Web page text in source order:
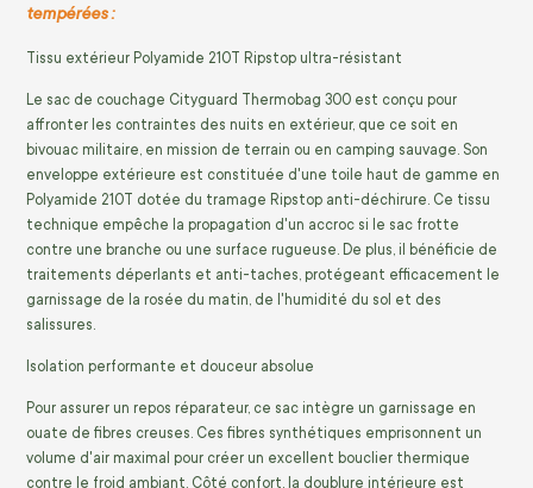
tempérées :
Tissu extérieur Polyamide 210T Ripstop ultra-résistant
Le sac de couchage Cityguard Thermobag 300 est conçu pour
affronter les contraintes des nuits en extérieur, que ce soit en
bivouac militaire, en mission de terrain ou en camping sauvage. Son
enveloppe extérieure est constituée d'une toile haut de gamme en
Polyamide 210T dotée du tramage Ripstop anti-déchirure. Ce tissu
technique empêche la propagation d'un accroc si le sac frotte
contre une branche ou une surface rugueuse. De plus, il bénéficie de
traitements déperlants et anti-taches, protégeant efficacement le
garnissage de la rosée du matin, de l'humidité du sol et des
salissures.
Isolation performante et douceur absolue
Pour assurer un repos réparateur, ce sac intègre un garnissage en
ouate de fibres creuses. Ces fibres synthétiques emprisonnent un
volume d'air maximal pour créer un excellent bouclier thermique
contre le froid ambiant. Côté confort, la doublure intérieure est